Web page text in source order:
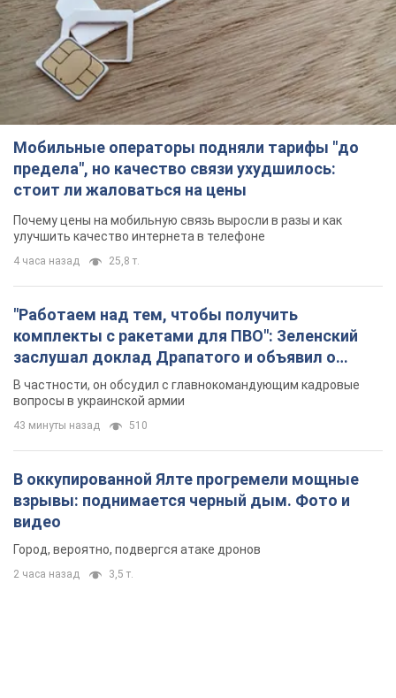
Мобильные операторы подняли тарифы "до
предела", но качество связи ухудшилось:
стоит ли жаловаться на цены
Почему цены на мобильную связь выросли в разы и как
улучшить качество интернета в телефоне
4 часа назад 25,8 т.
"Работаем над тем, чтобы получить
комплекты с ракетами для ПВО": Зеленский
заслушал доклад Драпатого и объявил о
новых мерах
В частности, он обсудил с главнокомандующим кадровые
вопросы в украинской армии
43 минуты назад 510
В оккупированной Ялте прогремели мощные
взрывы: поднимается черный дым. Фото и
видео
Город, вероятно, подвергся атаке дронов
2 часа назад 3,5 т.